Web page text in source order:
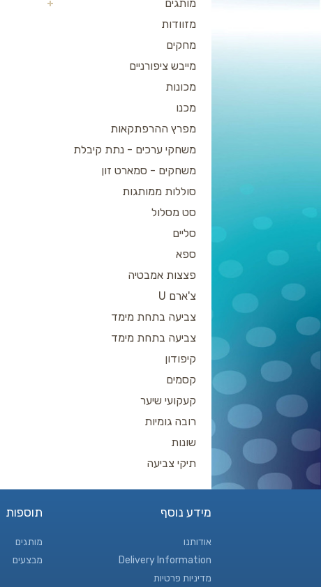
מותגים
מזוודות
מחקים
מייבש ציפורניים
מכונות
מכנו
מפרץ ההרפתקאות
משחקי ערכים - נתת קיבלת
משחקים - סמארט זון
סוללות ממותגות
סט מסלול
סליים
ספא
פצצות אמבטיה
צ'ארם U
צביעה בתחת מימד
צביעה בתחת מימד
קיפודון
קסמים
קעקועי שיער
רובה גומיות
שונות
תיקי צביעה
מידע נוסף
אודותנו
Delivery Information
מדיניות פרטיות
תוספות
מותגים
מבצעים